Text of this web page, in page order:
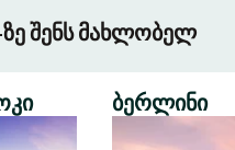
შენს მახლობელ
ბერლინი